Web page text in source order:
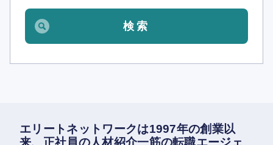
エリートネットワークは1997年の創業以
来、正社員の人材紹介一筋の転職エージェ